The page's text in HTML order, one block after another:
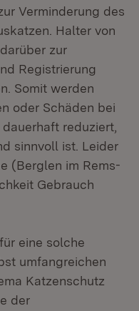
Verminderung des
Halter von
zur
Registrierung
Somit werden
oder Schäden bei
reduziert,
sinnvoll ist. Leider
(Berglen im Rems-
Gebrauch
eine solche
umfangreichen
Katzenschutz
der